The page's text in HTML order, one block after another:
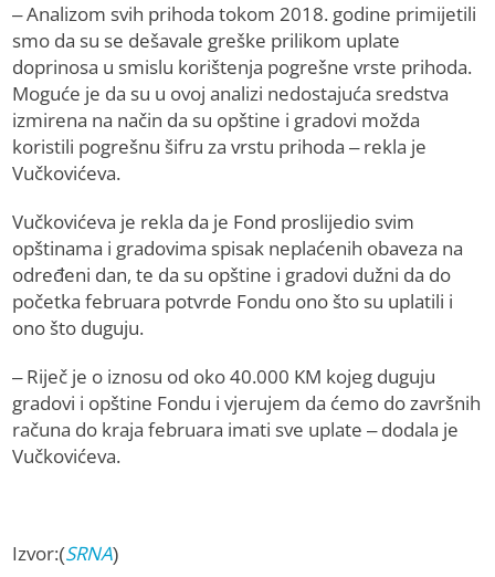
– Analizom svih prihoda tokom 2018. godine primijetili
smo da su se dešavale greške prilikom uplate
doprinosa u smislu korištenja pogrešne vrste prihoda.
Moguće je da su u ovoj analizi nedostajuća sredstva
izmirena na način da su opštine i gradovi možda
koristili pogrešnu šifru za vrstu prihoda – rekla je
Vučkovićeva.
Vučkovićeva je rekla da je Fond proslijedio svim
opštinama i gradovima spisak neplaćenih obaveza na
određeni dan, te da su opštine i gradovi dužni da do
početka februara potvrde Fondu ono što su uplatili i
ono što duguju.
– Riječ je o iznosu od oko 40.000 KM kojeg duguju
gradovi i opštine Fondu i vjerujem da ćemo do završnih
računa do kraja februara imati sve uplate – dodala je
Vučkovićeva.
Izvor:(SRNA)